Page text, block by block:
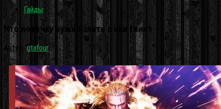
Гайды
Что новичку нужно знать о кки гвинт
Автор:gtafour ·